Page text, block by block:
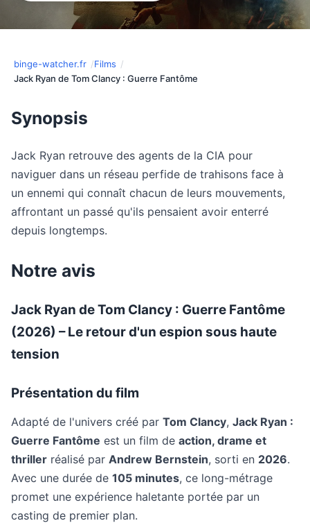
binge-watcher.fr
Films
Jack Ryan de Tom Clancy : Guerre Fantôme
Synopsis
Jack Ryan retrouve des agents de la CIA pour
naviguer dans un réseau perfide de trahisons face à
un ennemi qui connaît chacun de leurs mouvements,
affrontant un passé qu'ils pensaient avoir enterré
depuis longtemps.
Notre avis
Jack Ryan de Tom Clancy : Guerre Fantôme
(2026) – Le retour d'un espion sous haute
tension
Présentation du film
Adapté de l'univers créé par Tom Clancy, Jack Ryan :
Guerre Fantôme est un film de action, drame et
thriller réalisé par Andrew Bernstein, sorti en 2026.
Avec une durée de 105 minutes, ce long-métrage
promet une expérience haletante portée par un
casting de premier plan.